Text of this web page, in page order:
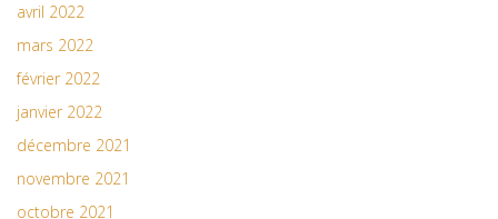
avril 2022
mars 2022
février 2022
janvier 2022
décembre 2021
novembre 2021
octobre 2021